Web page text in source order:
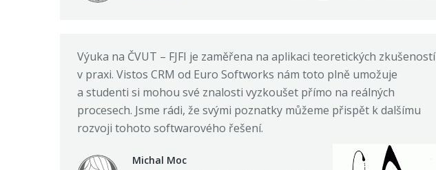
Výuka na ČVUT – FJFI je zaměřena na aplikaci teoretických zkušeností
v praxi. Vistos CRM od Euro Softworks nám toto plně umožuje
a studenti si mohou své znalosti vyzkoušet přímo na reálných
procesech. Jsme rádi, že svými poznatky můžeme přispět k dalšímu
rozvoji tohoto softwarového řešení.
Michal Moc